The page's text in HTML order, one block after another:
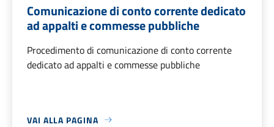
Comunicazione di conto corrente dedicato
ad appalti e commesse pubbliche
Procedimento di comunicazione di conto corrente
dedicato ad appalti e commesse pubbliche
VAI ALLA PAGINA